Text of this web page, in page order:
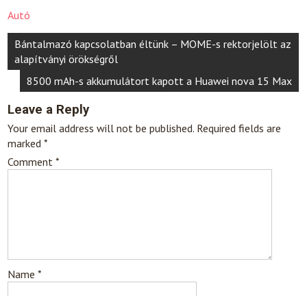
Autó
Post
navigation
Bántalmazó kapcsolatban éltünk – MOME-s rektorjelölt az
alapítványi örökségről
8500 mAh-s akkumulátort kapott a Huawei nova 15 Max
Leave a Reply
Your email address will not be published. Required fields are
marked*
Comment*
Name*